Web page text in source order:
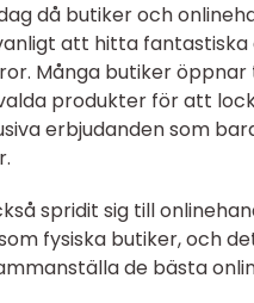
då butiker och
att hitta
Många butiker
produkter för att
erbjudanden som
spridit sig till
fysiska butiker, och
de bästa